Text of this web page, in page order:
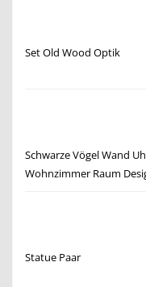
Set Old Wood Optik
Schwarze Vögel Wand
Wohnzimmer Raum
Statue Paar